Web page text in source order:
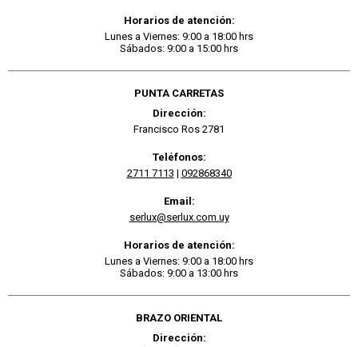
Horarios de atención:
Lunes a Viernes: 9:00 a 18:00 hrs
Sábados: 9:00 a 15:00 hrs
PUNTA CARRETAS
Dirección:
Francisco Ros 2781
Teléfonos:
2711 7113 | 092868340
Email:
serlux@serlux.com.uy
Horarios de atención:
Lunes a Viernes: 9:00 a 18:00 hrs
Sábados: 9:00 a 13:00 hrs
BRAZO ORIENTAL
Dirección: